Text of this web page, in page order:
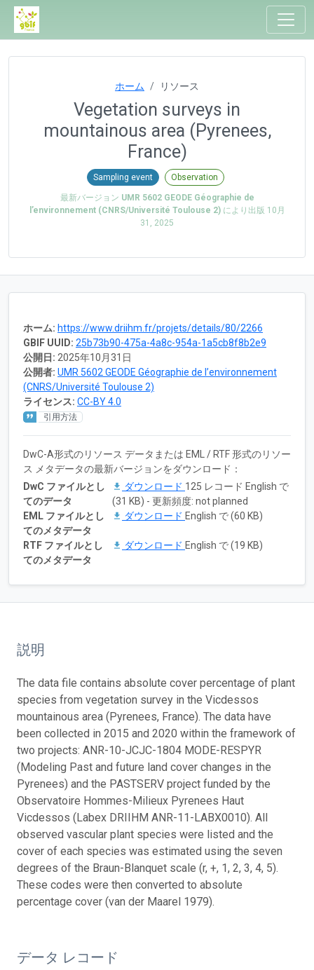
ホーム リソース
Vegetation surveys in
mountainous area (Pyrenees,
France)
Sampling event Observation
最新バージョン UMR 5602 GEODE Géographie de
l’environnement (CNRS/Université Toulouse 2)により出版 10月
31, 2025
ホーム: https://www.driihm.fr/projets/details/80/2266
GBIF UUID: 25b73b90-475a-4a8c-954a-1a5cb8f8b2e9
公開日: 2025年10月31日
公開者: UMR 5602 GEODE Géographie de l’environnement
(CNRS/Université Toulouse 2)
ライセンス: CC-BY 4.0
引用方法
DwC-A形式のリソース データまたは EML / RTF 形式のリソー
ス メタデータの最新バージョンをダウンロード：
DwC ファイルとし
てのデータ
ダウンロード 125 レコード English で
(31 KB) - 更新頻度: not planned
EML ファイルとし
てのメタデータ
ダウンロード English で (60 KB)
RTF ファイルとし
てのメタデータ
ダウンロード English で (19 KB)
説明
The data file contains absolute cover percentage of plant
species from vegetation survey in the Vicdessos
mountainous area (Pyrenees, France). The data have
been collected in 2015 and 2020 within the framework of
two projects: ANR-10-JCJC-1804 MODE-RESPYR
(Modeling Past and future land cover changes in the
Pyrenees) and the PASTSERV project funded by the
Observatoire Hommes-Milieux Pyrenees Haut
Vicdessos (Labex DRIIHM ANR-11-LABX0010). All
observed vascular plant species were listed and the
cover of each species was estimated using the seven
degrees of the Braun-Blanquet scale (r, +, 1, 2, 3, 4, 5).
These codes were then converted to absolute
percentage cover (van der Maarel 1979).
データ レコード